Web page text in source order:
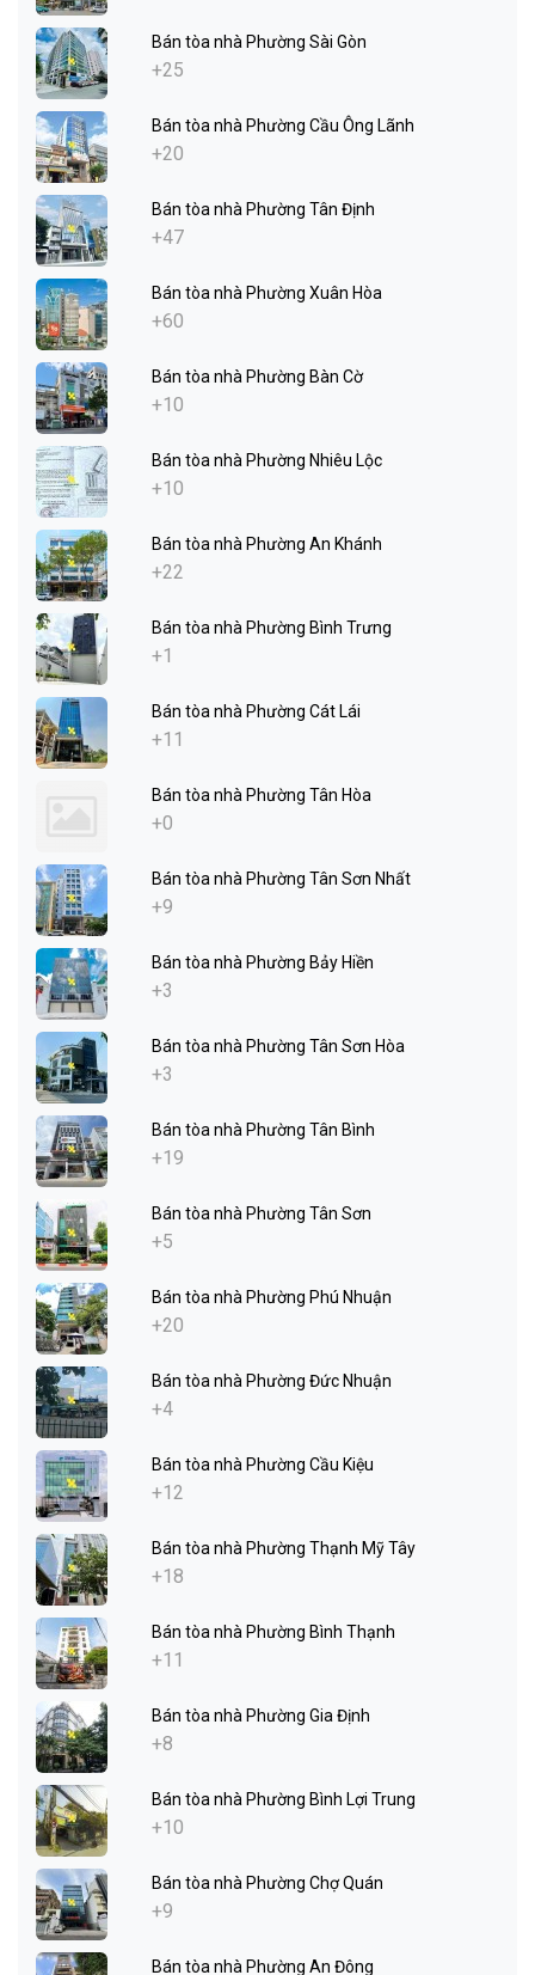
Bán tòa nhà Phường Sài Gòn
+25
Bán tòa nhà Phường Cầu Ông Lãnh
+20
Bán tòa nhà Phường Tân Định
+47
Bán tòa nhà Phường Xuân Hòa
+60
Bán tòa nhà Phường Bàn Cờ
+10
Bán tòa nhà Phường Nhiêu Lộc
+10
Bán tòa nhà Phường An Khánh
+22
Bán tòa nhà Phường Bình Trưng
+1
Bán tòa nhà Phường Cát Lái
+11
Bán tòa nhà Phường Tân Hòa
+0
Bán tòa nhà Phường Tân Sơn Nhất
+9
Bán tòa nhà Phường Bảy Hiền
+3
Bán tòa nhà Phường Tân Sơn Hòa
+3
Bán tòa nhà Phường Tân Bình
+19
Bán tòa nhà Phường Tân Sơn
+5
Bán tòa nhà Phường Phú Nhuận
+20
Bán tòa nhà Phường Đức Nhuận
+4
Bán tòa nhà Phường Cầu Kiệu
+12
Bán tòa nhà Phường Thạnh Mỹ Tây
+18
Bán tòa nhà Phường Bình Thạnh
+11
Bán tòa nhà Phường Gia Định
+8
Bán tòa nhà Phường Bình Lợi Trung
+10
Bán tòa nhà Phường Chợ Quán
+9
Bán tòa nhà Phường An Đông